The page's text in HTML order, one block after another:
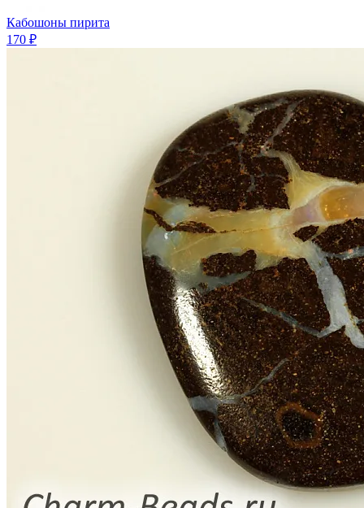
Кабошоны пирита
170 ₽